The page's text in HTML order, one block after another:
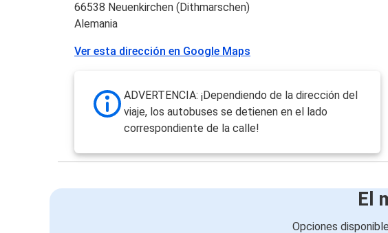
66538 Neuenkirchen (Dithmarschen)
Alemania
Ver esta dirección en Google Maps
ADVERTENCIA: ¡Dependiendo de la dirección del
viaje, los autobuses se detienen en el lado
correspondiente de la calle!
El
Opciones